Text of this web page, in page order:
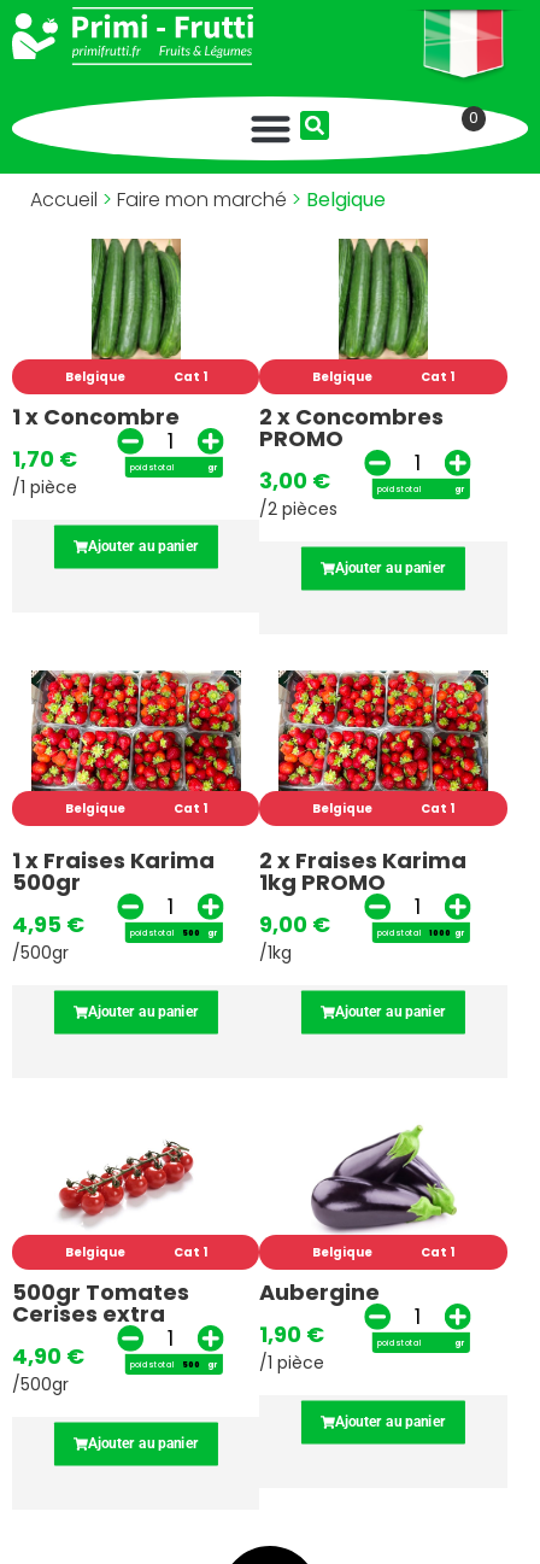
0
Accueil > Faire mon marché > Belgique
Belgique Cat 1
1 x Concombre
1,70 €
/1 pièce
poids total gr
Ajouter au panier
Belgique Cat 1
2 x Concombres
PROMO
3,00 €
/2 pièces
poids total gr
Ajouter au panier
Belgique Cat 1
1 x Fraises Karima
500gr
4,95 €
/500gr
poids total gr
Ajouter au panier
Belgique Cat 1
2 x Fraises Karima
1kg PROMO
9,00 €
/1kg
poids total gr
Ajouter au panier
Belgique Cat 1
500gr Tomates
Cerises extra
4,90 €
/500gr
poids total gr
Ajouter au panier
Belgique Cat 1
Aubergine
1,90 €
/1 pièce
poids total gr
Ajouter au panier